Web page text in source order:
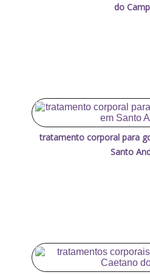
do
tratamento corporal para
Santo